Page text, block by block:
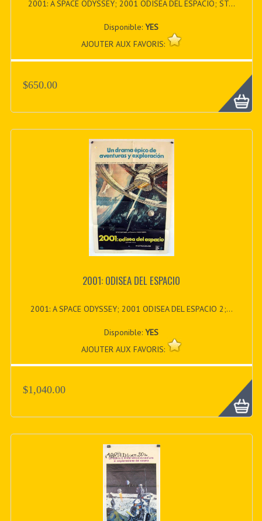
2001: A SPACE ODYSSEY; 2001 ODISEA DEL ESPACIO; ST...
Disponible:YES
AJOUTER AUX FAVORIS:
$650.00
2001: ODISEA DEL ESPACIO
2001: A SPACE ODYSSEY; 2001 ODISEA DEL ESPACIO 2;...
Disponible:YES
AJOUTER AUX FAVORIS:
$1,040.00